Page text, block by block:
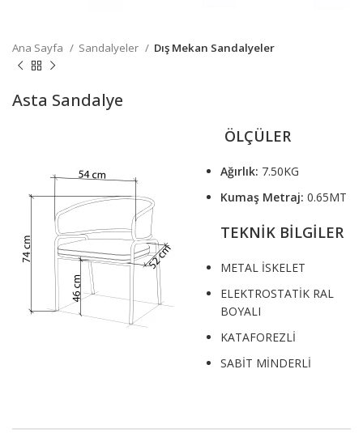
Ana Sayfa Sandalyeler Dış Mekan Sandalyeler
Asta Sandalye
ÖLÇÜLER
Ağırlık: 7.50KG
Kumaş Metraj: 0.65MT
TEKNİK BİLGİLER
METAL İSKELET
ELEKTROSTATİK RAL
BOYALI
KATAFOREZLİ
SABİT MİNDERLİ